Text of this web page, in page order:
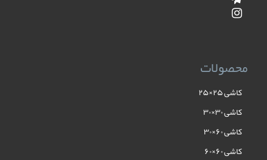
محصولات
کاشی ۲۵×۲۵
کاشی ۳۰×۳۰
کاشی ۶۰×۳۰
کاشی ۶۰×۶۰